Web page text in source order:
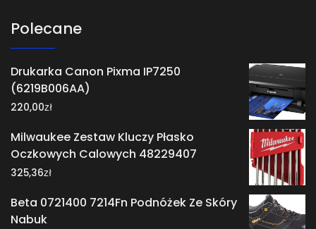
Polecane
Drukarka Canon Pixma IP7250
(6219B006AA)
220,00zł
Milwaukee Zestaw Kluczy Płasko
Oczkowych Calowych 48229407
325,36zł
Beta 0721400 7214Fn Podnóżek Ze Skóry
Nabuk